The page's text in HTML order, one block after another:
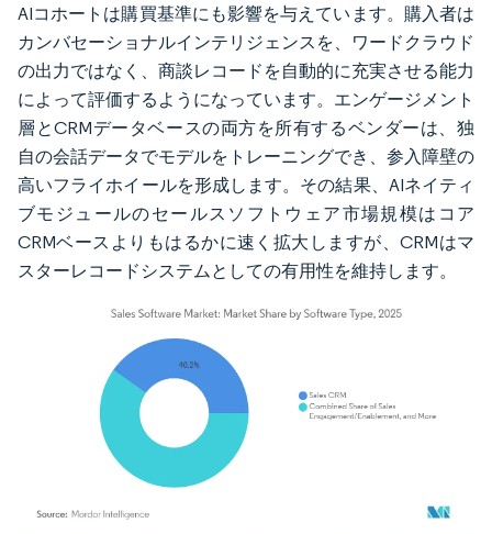
AIコホートは購買基準にも影響を与えています。購入者は
カンバセーショナルインテリジェンスを、ワードクラウド
の出力ではなく、商談レコードを自動的に充実させる能力
によって評価するようになっています。エンゲージメント
層とCRMデータベースの両方を所有するベンダーは、独
自の会話データでモデルをトレーニングでき、参入障壁の
高いフライホイールを形成します。その結果、AIネイティ
ブモジュールのセールスソフトウェア市場規模はコア
CRMベースよりもはるかに速く拡大しますが、CRMはマ
スターレコードシステムとしての有用性を維持します。